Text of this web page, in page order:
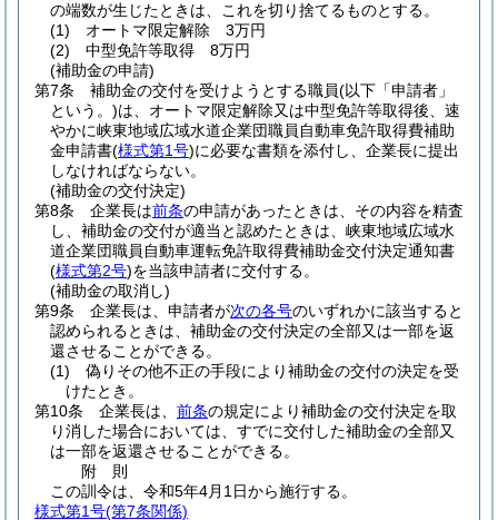
の端数が生じたときは、これを切り捨てるものとする。
(1)
オートマ限定解除 3万円
(2)
中型免許等取得 8万円
(補助金の申請)
第7条
補助金の交付を受けようとする職員(以下「申請者」
という。)は、オートマ限定解除又は中型免許等取得後、速
やかに峡東地域広域水道企業団職員自動車免許取得費補助
金申請書(様式第1号)に必要な書類を添付し、企業長に提出
しなければならない。
(補助金の交付決定)
第8条
企業長は前条の申請があったときは、その内容を精査
し、補助金の交付が適当と認めたときは、峡東地域広域水
道企業団職員自動車運転免許取得費補助金交付決定通知書
(様式第2号)を当該申請者に交付する。
(補助金の取消し)
第9条
企業長は、申請者が次の各号のいずれかに該当すると
認められるときは、補助金の交付決定の全部又は一部を返
還させることができる。
(1)
偽りその他不正の手段により補助金の交付の決定を受
けたとき。
第10条
企業長は、 前条の規定により補助金の交付決定を取
り消した場合においては、すでに交付した補助金の全部又
は一部を返還させることができる。
附 則
この訓令は、令和5年4月1日から施行する。
様式第1号(第7条関係)